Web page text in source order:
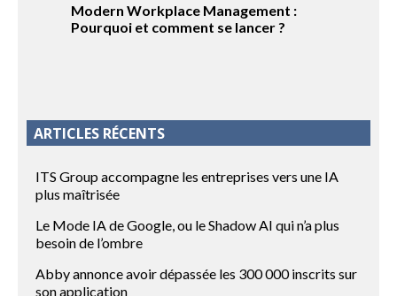
Modern Workplace Management :
Pourquoi et comment se lancer ?
ARTICLES RÉCENTS
ITS Group accompagne les entreprises vers une IA
plus maîtrisée
Le Mode IA de Google, ou le Shadow AI qui n’a plus
besoin de l’ombre
Abby annonce avoir dépassée les 300 000 inscrits sur
son application